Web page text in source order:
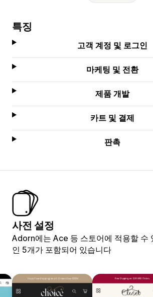
특징
고객 계정 및 로그인
마케팅 및 전환
제품 개발
카트 및 결제
판촉
사전 설정
Adorn에는 Ace 등 스토어에 적용할 수
인 5개가 포함되어 있습니다